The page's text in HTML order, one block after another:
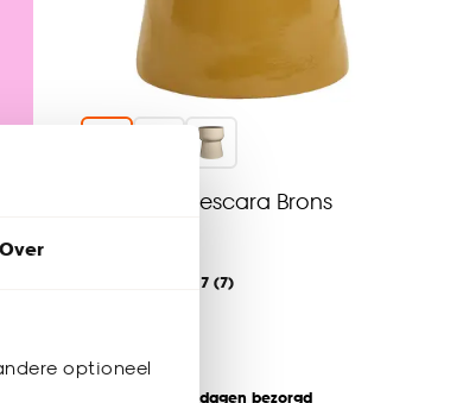
Over
optioneel
Bijzettafel Pescara Brons
4.7 (7)
Binnen 2-3 werkdagen bezorgd